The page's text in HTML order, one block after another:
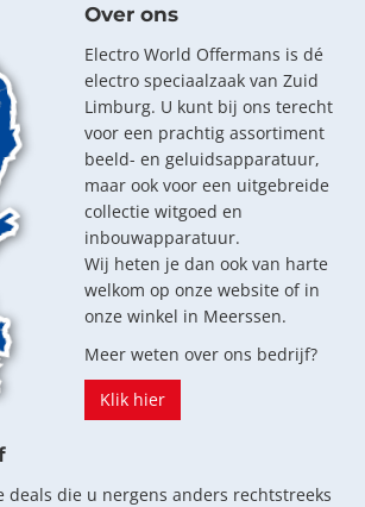
Over ons
Electro World Offermans is dé
electro speciaalzaak van Zuid
Limburg. U kunt bij ons terecht
voor een prachtig assortiment
beeld- en geluidsapparatuur,
maar ook voor een uitgebreide
collectie witgoed en
inbouwapparatuur.
Wij heten je dan ook van harte
welkom op onze website of in
onze winkel in Meerssen.
Meer weten over ons bedrijf?
Klik hier
deals die u nergens anders rechtstreeks